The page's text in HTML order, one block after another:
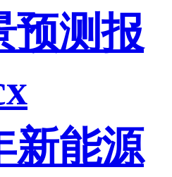
预测报
新能源